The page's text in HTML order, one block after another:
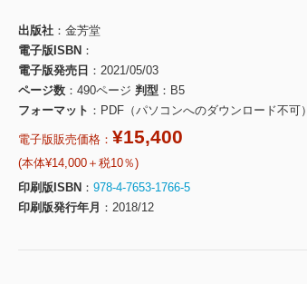
出版社
金芳堂
電子版ISBN
電子版発売日
2021/05/03
ページ数
490ページ 判型
B5
フォーマット
PDF（パソコンへのダウンロード不可）
電子版販売価格： ¥15,400
(本体¥14,000＋税10％)
印刷版ISBN
978-4-7653-1766-5
印刷版発行年月
2018/12